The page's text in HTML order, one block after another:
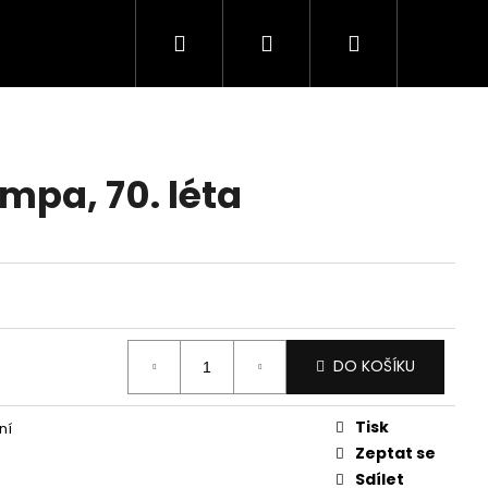
Hledat PřihlášeníNákupní
70. léta
DO KOŠÍKU
Tisk
Zeptat se
Sdílet